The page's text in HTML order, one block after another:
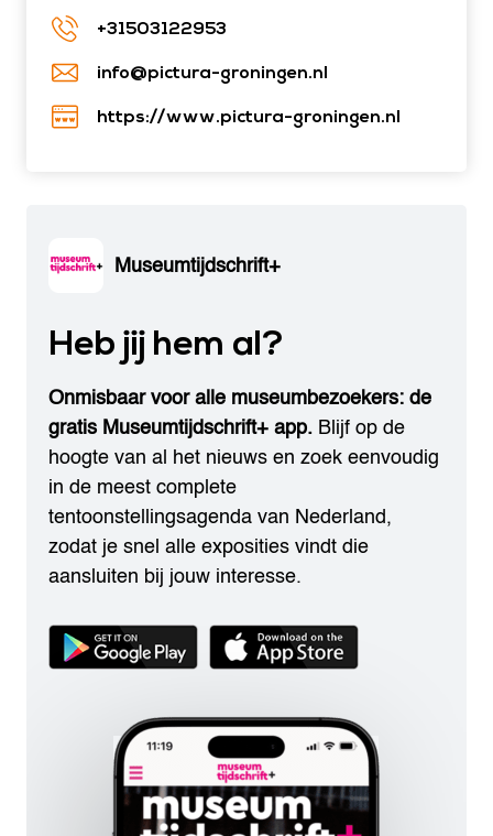
+31503122953
info@pictura-groningen.nl
https://www.pictura-groningen.nl
Museumtijdschrift+
Heb jij hem al?
Onmisbaar voor alle museumbezoekers: de
gratis Museumtijdschrift+ app. Blijf op de
hoogte van al het nieuws en zoek eenvoudig
in de meest complete
tentoonstellingsagenda van Nederland,
zodat je snel alle exposities vindt die
aansluiten bij jouw interesse.